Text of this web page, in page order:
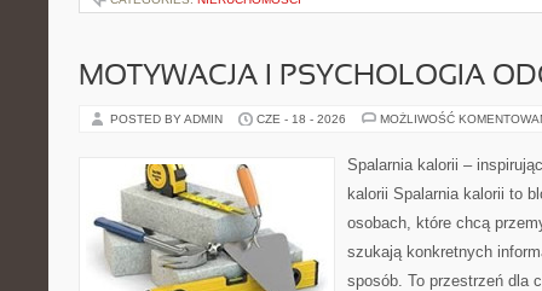
MOTYWACJA I PSYCHOLOGIA
POSTED BY ADMIN CZE - 18 - 2026 MOŻLIWOŚĆ
Spalarnia kalorii –
kalorii Spalarnia kalorii to
osobach, które chcą
szukają konkretnych
sposób. To przestrzeń dla